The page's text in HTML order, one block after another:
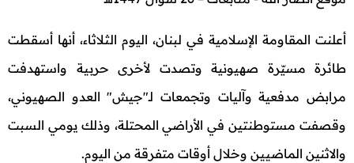
أعلنت المقاومة الإسلامية في لبنان، اليوم الثلاثاء، أنها أسقطت
طائرة مسيّرة صهيونية وتصدت لأخرى حربية واستهدفت
مرابض مدفعية وآليات وتجمعات لـ"جيش" العدو الصهيوني،
وقصفت مستوطنتين في الأراضي المحتلة، وذلك يومي السبت
والاثنين الماضيين وخلال أوقات متفرقة من اليوم.